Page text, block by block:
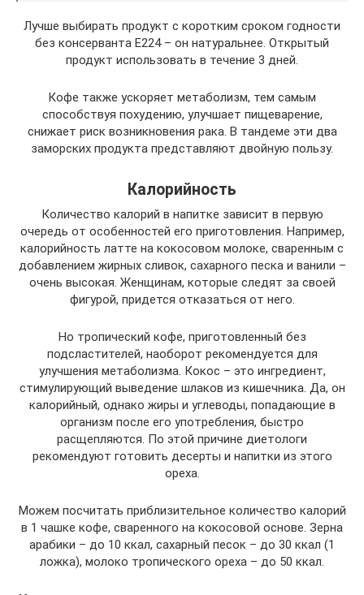
Лучше выбирать продукт с коротким сроком годности
без консерванта Е224 – он натуральнее. Открытый
продукт использовать в течение 3 дней.
Кофе также ускоряет метаболизм, тем самым
способствуя похудению, улучшает пищеварение,
снижает риск возникновения рака. В тандеме эти два
заморских продукта представляют двойную пользу.
Калорийность
Количество калорий в напитке зависит в первую
очередь от особенностей его приготовления. Например,
калорийность латте на кокосовом молоке, сваренным с
добавлением жирных сливок, сахарного песка и ванили –
очень высокая. Женщинам, которые следят за своей
фигурой, придется отказаться от него.
Но тропический кофе, приготовленный без
подсластителей, наоборот рекомендуется для
улучшения метаболизма. Кокос – это ингредиент,
стимулирующий выведение шлаков из кишечника. Да, он
калорийный, однако жиры и углеводы, попадающие в
организм после его употребления, быстро
расщепляются. По этой причине диетологи
рекомендуют готовить десерты и напитки из этого
ореха.
Можем посчитать приблизительное количество калорий
в 1 чашке кофе, сваренного на кокосовой основе. Зерна
арабики – до 10 ккал, сахарный песок – до 30 ккал (1
ложка), молоко тропического ореха – до 50 ккал.